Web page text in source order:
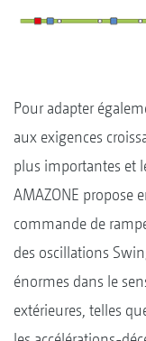
Pour adapter
aux exigences
plus importantes et
AMAZONE propose
commande de
des oscillations
énormes dans le
extérieures, telles